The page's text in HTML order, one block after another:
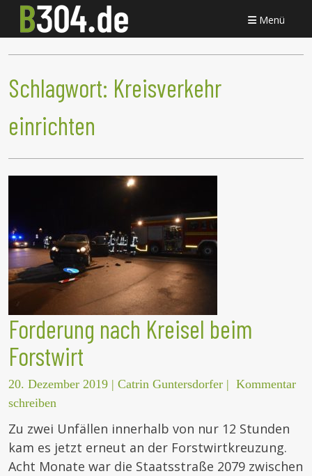
Menü
Schlagwort: Kreisverkehr
einrichten
Forderung nach Kreisel beim
Forstwirt
20. Dezember 2019 | Catrin Guntersdorfer | Kommentar
schreiben
Zu zwei Unfällen innerhalb von nur 12 Stunden
kam es jetzt erneut an der Forstwirtkreuzung.
Acht Monate war die Staatsstraße 2079 zwischen